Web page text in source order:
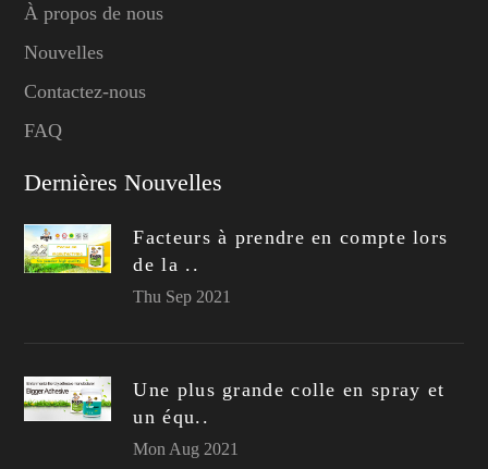
À propos de nous
Nouvelles
Contactez-nous
FAQ
Dernières Nouvelles
Facteurs à prendre en compte lors
de la ..
Thu Sep 2021
Une plus grande colle en spray et
un équ..
Mon Aug 2021